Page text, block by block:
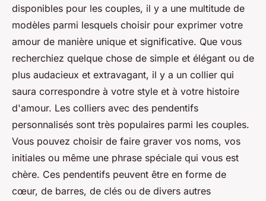
disponibles pour les couples, il y a une multitude de
modèles parmi lesquels choisir pour exprimer votre
amour de manière unique et significative. Que vous
recherchiez quelque chose de simple et élégant ou de
plus audacieux et extravagant, il y a un collier qui
saura correspondre à votre style et à votre histoire
d'amour. Les colliers avec des pendentifs
personnalisés sont très populaires parmi les couples.
Vous pouvez choisir de faire graver vos noms, vos
initiales ou même une phrase spéciale qui vous est
chère. Ces pendentifs peuvent être en forme de
cœur, de barres, de clés ou de divers autres